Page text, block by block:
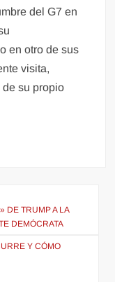
del G7 en
en otro de sus
visita,
su propio
DE TRUMP A LA
DEMÓCRATA
Y CÓMO